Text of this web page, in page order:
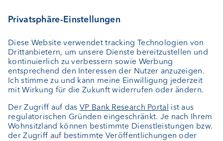
Depotbank
Externer Vermögensverwalter
Private Label Fonds
Investment Consulting
Über uns
Jobs
News
Downloads